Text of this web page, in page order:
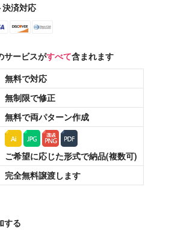
済対応
サービスがすべて含まれます
無料で対応
無制限で修正
無料で両パターン作成
ご希望に応じた形式で納品(複数可)
完全無料譲渡します
する